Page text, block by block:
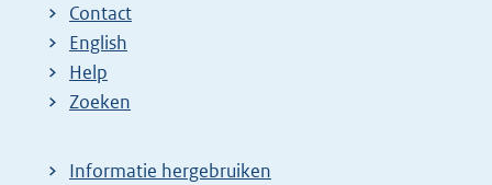
Contact
English
Help
Zoeken
Informatie hergebruiken